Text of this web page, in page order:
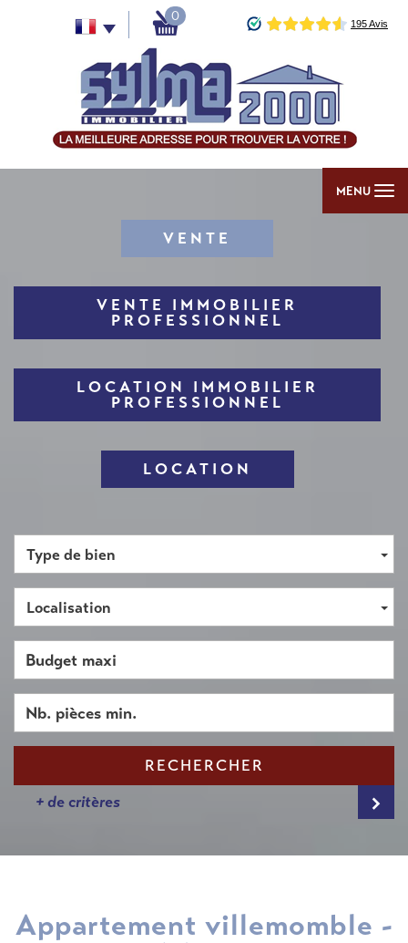
0
MENU
VENTE
VENTE IMMOBILIER
PROFESSIONNEL
LOCATION IMMOBILIER
PROFESSIONNEL
LOCATION
Type de bien
Localisation
RECHERCHER
+ de critères
appartement villemomble -